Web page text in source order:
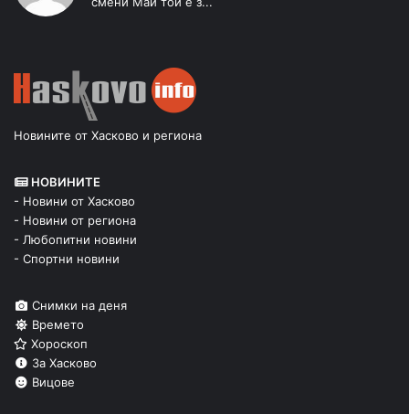
Новините от Хасково и региона
НОВИНИТЕ
- Новини от Хасково
- Новини от региона
- Любопитни новини
- Спортни новини
Снимки на деня
Времето
Хороскоп
За Хасково
Вицове